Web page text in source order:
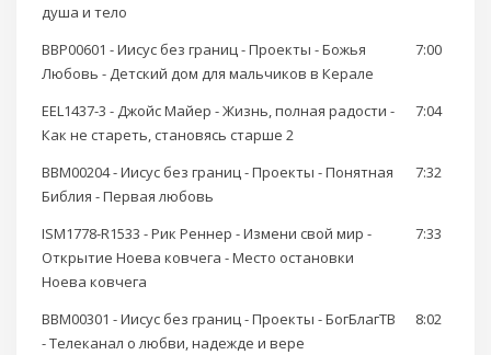
душа и тело
BBP00601 - Иисус без границ - Проекты - Божья
Любовь - Детский дом для мальчиков в Керале
7:00
EEL1437-3 - Джойс Майер - Жизнь, полная радости -
Как не стареть, становясь старше 2
7:04
BBM00204 - Иисус без границ - Проекты - Понятная
Библия - Первая любовь
7:32
ISM1778-R1533 - Рик Реннер - Измени свой мир -
Открытие Ноева ковчега - Место остановки
Ноева ковчега
7:33
BBM00301 - Иисус без границ - Проекты - БогБлагТВ
- Телеканал о любви, надежде и вере
8:02